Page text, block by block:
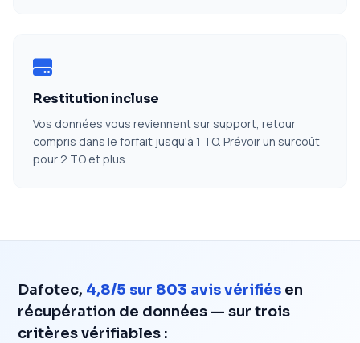
Restitution incluse
Vos données vous reviennent sur support, retour
compris dans le forfait jusqu'à 1 TO. Prévoir un surcoût
pour 2 TO et plus.
Dafotec, 4,8/5 sur 803 avis vérifiés en
récupération de données — sur trois
critères vérifiables :